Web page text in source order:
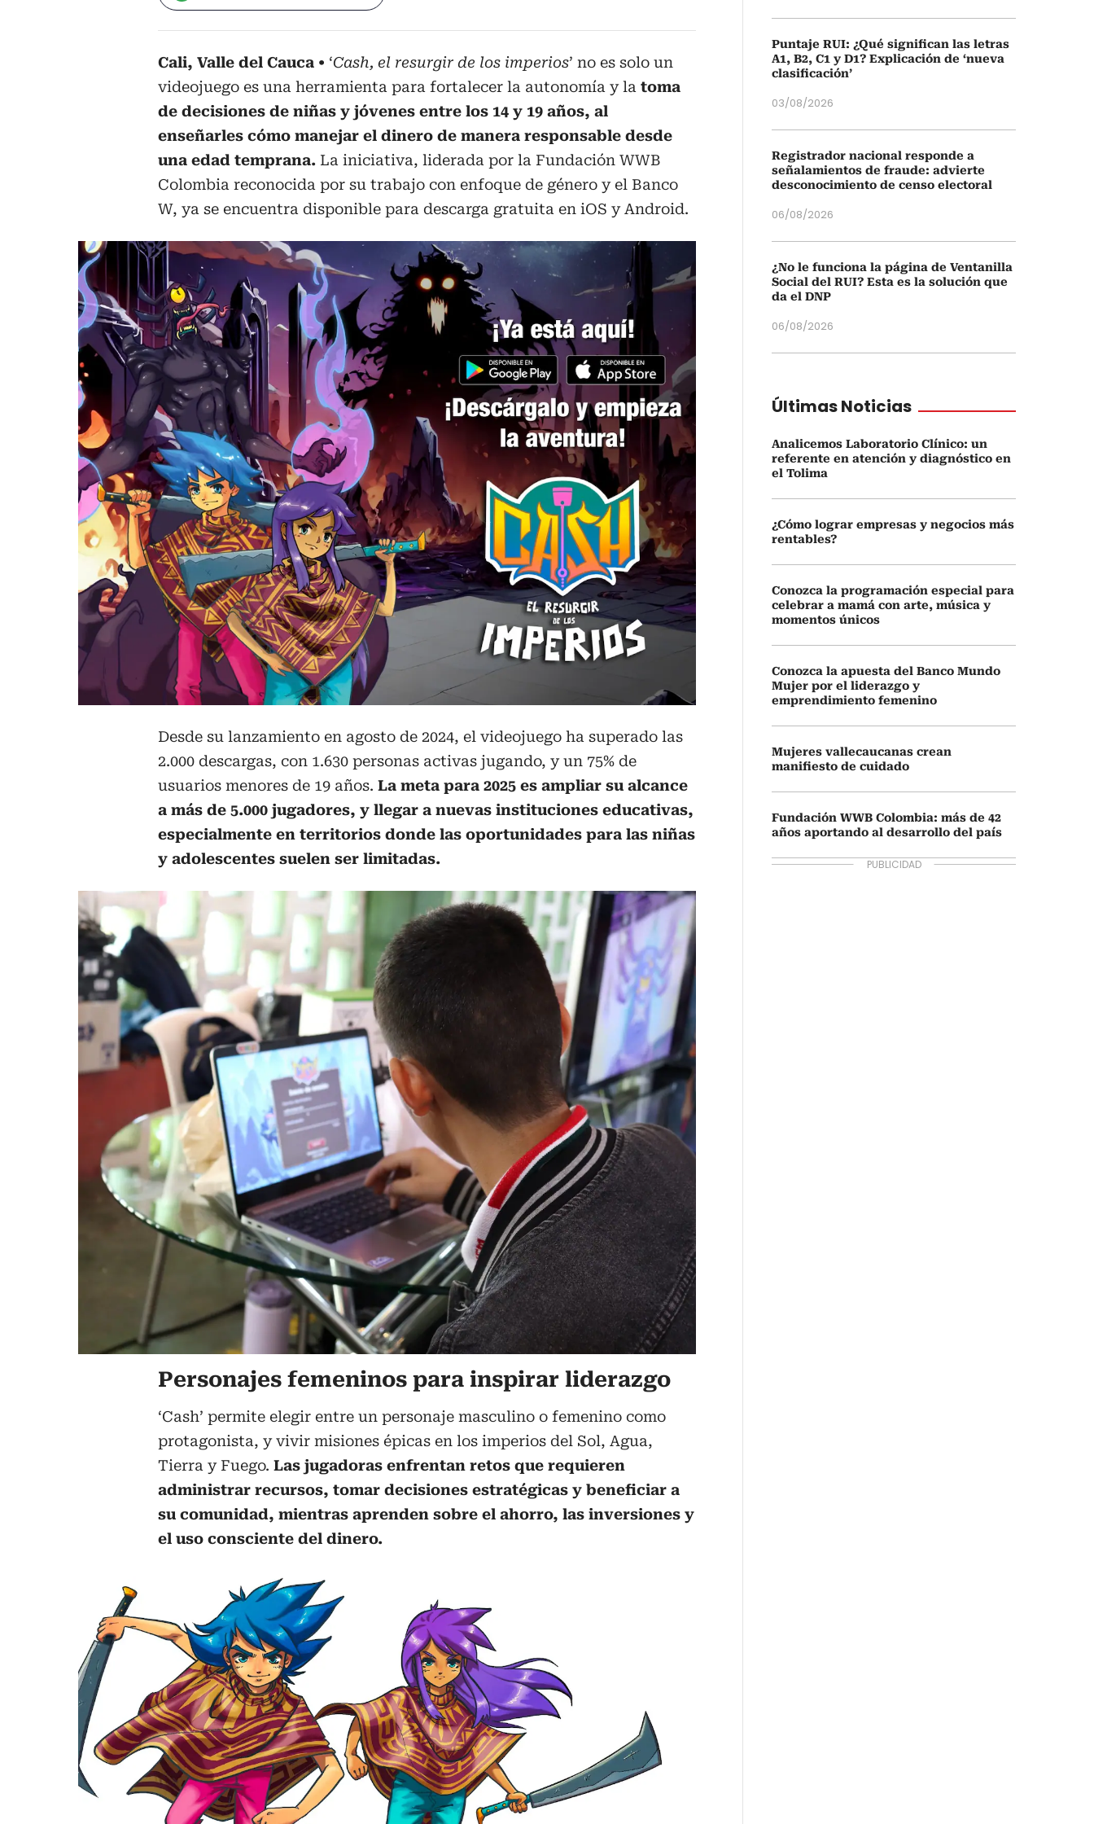
Cali, Valle del Cauca ‘Cash, el resurgir de los imperios’ no es solo un
videojuego es una herramienta para fortalecer la autonomía y la toma
de decisiones de niñas y jóvenes entre los 14 y 19 años, al
enseñarles cómo manejar el dinero de manera responsable desde
una edad temprana. La iniciativa, liderada por la Fundación WWB
Colombia reconocida por su trabajo con enfoque de género y el Banco
W, ya se encuentra disponible para descarga gratuita en iOS y Android.
Desde su lanzamiento en agosto de 2024, el videojuego ha superado las
2.000 descargas, con 1.630 personas activas jugando, y un 75% de
usuarios menores de 19 años. La meta para 2025 es ampliar su alcance
a más de 5.000 jugadores, y llegar a nuevas instituciones educativas,
especialmente en territorios donde las oportunidades para las niñas
y adolescentes suelen ser limitadas.
Personajes femeninos para inspirar liderazgo
‘Cash’ permite elegir entre un personaje masculino o femenino como
protagonista, y vivir misiones épicas en los imperios del Sol, Agua,
Tierra y Fuego. Las jugadoras enfrentan retos que requieren
administrar recursos, tomar decisiones estratégicas y beneficiar a
su comunidad, mientras aprenden sobre el ahorro, las inversiones y
el uso consciente del dinero.
Puntaje RUI: ¿Qué significan las letras
A1, B2, C1 y D1? Explicación de ‘nueva
clasificación’
03/08/2026
Registrador nacional responde a
señalamientos de fraude: advierte
desconocimiento de censo electoral
06/08/2026
¿No le funciona la página de Ventanilla
Social del RUI? Esta es la solución que
da el DNP
06/08/2026
Últimas Noticias
Analicemos Laboratorio Clínico: un
referente en atención y diagnóstico en
el Tolima
¿Cómo lograr empresas y negocios más
rentables?
Conozca la programación especial para
celebrar a mamá con arte, música y
momentos únicos
Conozca la apuesta del Banco Mundo
Mujer por el liderazgo y
emprendimiento femenino
Mujeres vallecaucanas crean
manifiesto de cuidado
Fundación WWB Colombia: más de 42
años aportando al desarrollo del país